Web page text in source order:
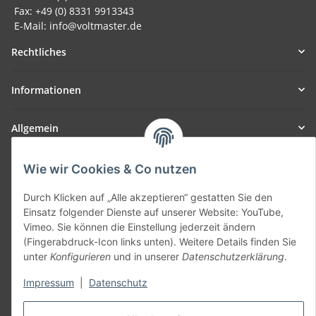
Wie wir Cookies & Co nutzen
Durch Klicken auf „Alle akzeptieren“ gestatten Sie den
Einsatz folgender Dienste auf unserer Website: YouTube,
Vimeo. Sie können die Einstellung jederzeit ändern
(Fingerabdruck-Icon links unten). Weitere Details finden Sie
unter Konfigurieren und in unserer Datenschutzerklärung.
Impressum Datenschutz
Fax: +49 (0) 8331 9913343
E-Mail: info@voltmaster.de
Rechtliches
Informationen
Allgemein
Teil unseres Netzwerks:
Vertrag widerrufen